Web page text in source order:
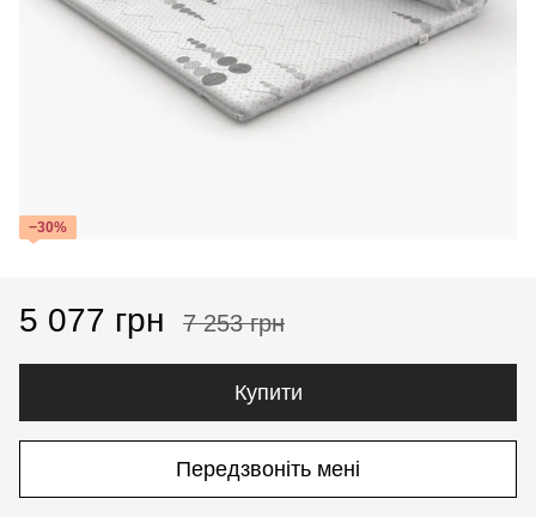
−30%
5 077 грн 7 253 грн
Купити
Передзвоніть мені